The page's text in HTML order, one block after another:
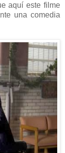
aquí este filme
una comedia